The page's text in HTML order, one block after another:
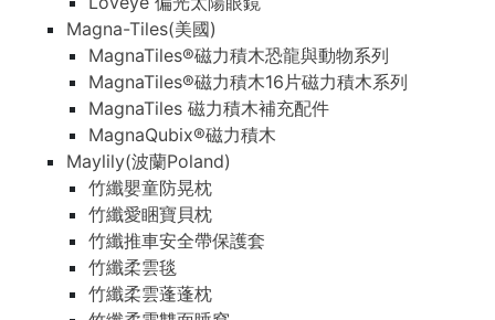
Magna-Tiles(美國)
MagnaTiles®磁力積木恐龍與動物系列
MagnaTiles®磁力積木16片磁力積木系列
MagnaTiles 磁力積木補充配件
MagnaQubix®磁力積木
Maylily(波蘭Poland)
竹纖嬰童防晃枕
竹纖愛睏寶貝枕
竹纖推車安全帶保護套
竹纖柔雲毯
竹纖柔雲蓬蓬枕